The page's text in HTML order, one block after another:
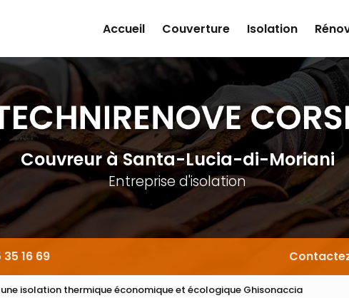
Accueil
Couverture Isolation
Couvreurà Santa-Lucia-di-Moriani
Entreprise d'isolation
16 69
une isolation thermique économique et écologique Ghisonaccia